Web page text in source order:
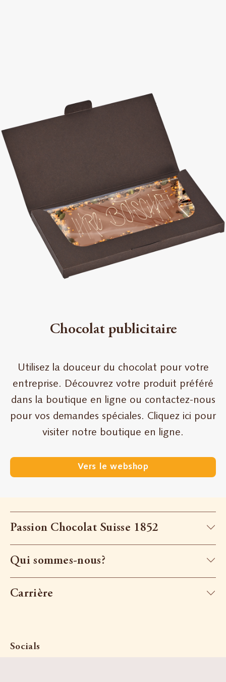
Chocolat publicitaire
Utilisez la douceur du chocolat pour votre
entreprise. Découvrez votre produit préféré
dans la boutique en ligne ou contactez-nous
pour vos demandes spéciales. Cliquez ici pour
visiter notre boutique en ligne.
Vers le webshop
Passion Chocolat Suisse 1852
Qui sommes-nous?
Carrière
Socials